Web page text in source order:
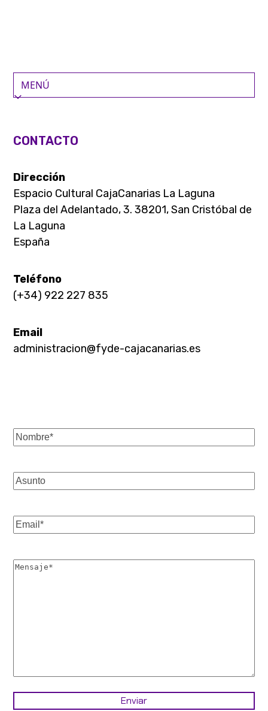
CONTACTO
Dirección
Espacio Cultural CajaCanarias La Laguna
Plaza del Adelantado, 3. 38201, San Cristóbal de
La Laguna
España
Teléfono
(+34) 922 227 835
Email
administracion@fyde-cajacanarias.es